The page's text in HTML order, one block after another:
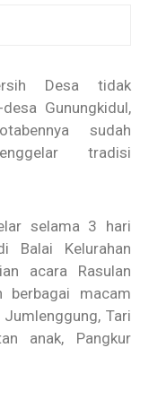
Desa tidak
Gunungkidul,
sudah
tradisi
selama 3 hari
Kelurahan
acara Rasulan
berbagai macam
Tari
anak, Pangkur